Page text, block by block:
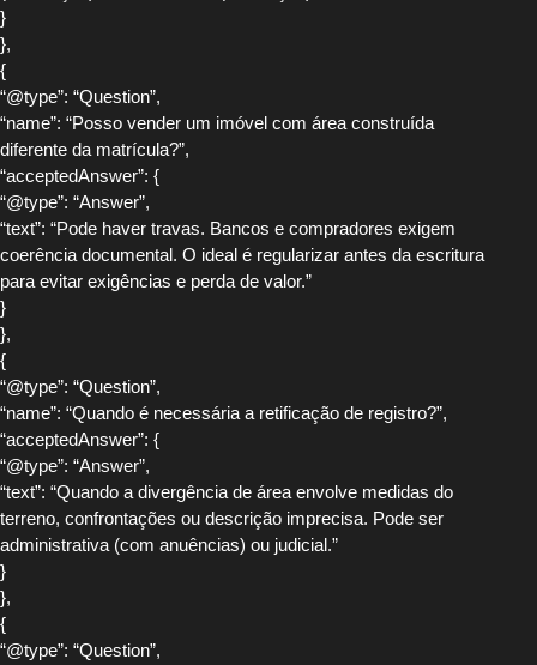
}
},
{
“@type”: “Question”,
“name”: “Posso vender um imóvel com área construída
diferente da matrícula?”,
“acceptedAnswer”: {
“@type”: “Answer”,
“text”: “Pode haver travas. Bancos e compradores exigem
coerência documental. O ideal é regularizar antes da escritura
para evitar exigências e perda de valor.”
}
},
{
“@type”: “Question”,
“name”: “Quando é necessária a retificação de registro?”,
“acceptedAnswer”: {
“@type”: “Answer”,
“text”: “Quando a divergência de área envolve medidas do
terreno, confrontações ou descrição imprecisa. Pode ser
administrativa (com anuências) ou judicial.”
}
},
{
“@type”: “Question”,